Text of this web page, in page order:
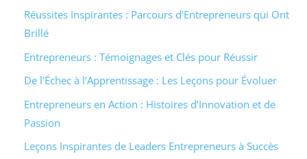
Réussites Inspirantes : Parcours d’Entrepreneurs qui Ont
Brillé
Entrepreneurs : Témoignages et Clés pour Réussir
De l’Échec à l’Apprentissage : Les Leçons pour Évoluer
Entrepreneurs en Action : Histoires d’Innovation et de
Passion
Leçons Inspirantes de Leaders Entrepreneurs à Succès